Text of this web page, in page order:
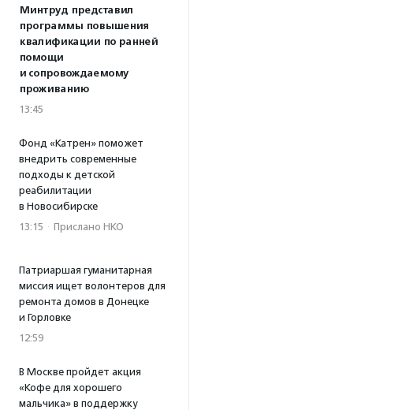
Минтруд представил
программы повышения
квалификации по ранней
помощи
и сопровождаемому
проживанию
13:45
Фонд «Катрен» поможет
внедрить современные
подходы к детской
реабилитации
в Новосибирске
13:15 · Прислано НКО
Патриаршая гуманитарная
миссия ищет волонтеров для
ремонта домов в Донецке
и Горловке
12:59
В Москве пройдет акция
«Кофе для хорошего
мальчика» в поддержку